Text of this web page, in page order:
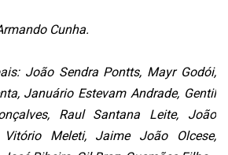
Cunha.
João Sendra Pontts, Mayr Godói,
Januário Estevam Andrade, Gentil
Raul Santana Leite, João
Vitório Meleti, Jaime João Olcese,